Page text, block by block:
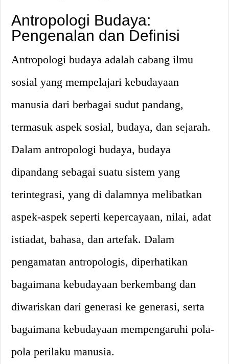
Antropologi Budaya:
Pengenalan dan Definisi
Antropologi budaya adalah cabang ilmu
sosial yang mempelajari kebudayaan
manusia dari berbagai sudut pandang,
termasuk aspek sosial, budaya, dan sejarah.
Dalam antropologi budaya, budaya
dipandang sebagai suatu sistem yang
terintegrasi, yang di dalamnya melibatkan
aspek-aspek seperti kepercayaan, nilai, adat
istiadat, bahasa, dan artefak. Dalam
pengamatan antropologis, diperhatikan
bagaimana kebudayaan berkembang dan
diwariskan dari generasi ke generasi, serta
bagaimana kebudayaan mempengaruhi pola-
pola perilaku manusia.